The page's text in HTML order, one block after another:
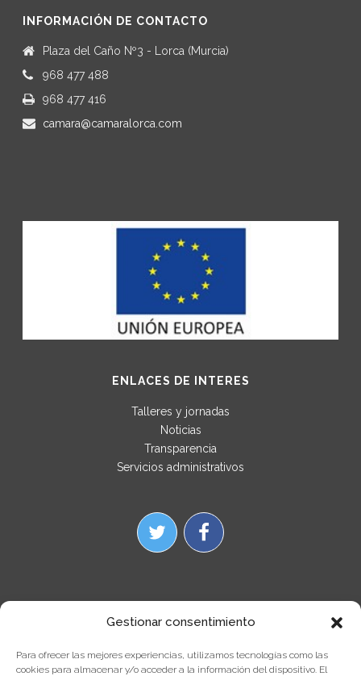
Gestionar consentimiento
Para ofrecer las mejores experiencias, utilizamos tecnologías como las
cookies para almacenar y/o acceder a la información del dispositivo. El
INFORMACIÓN DE CONTACTO
Plaza del Caño Nº3 - Lorca (Murcia)
968 477 488
968 477 416
camara@camaralorca.com
ENLACES DE INTERES
Talleres y jornadas
Noticias
Transparencia
Servicios administrativos